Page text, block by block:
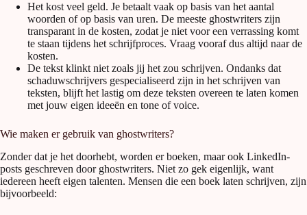
Het kost veel geld. Je betaalt vaak op basis van het aantal
woorden of op basis van uren. De meeste ghostwriters zijn
transparant in de kosten, zodat je niet voor een verrassing komt
te staan tijdens het schrijfproces. Vraag vooraf dus altijd naar de
kosten.
De tekst klinkt niet zoals jij het zou schrijven. Ondanks dat
schaduwschrijvers gespecialiseerd zijn in het schrijven van
teksten, blijft het lastig om deze teksten overeen te laten komen
met jouw eigen ideeën en tone of voice.
Wie maken er gebruik van ghostwriters?
Zonder dat je het doorhebt, worden er boeken, maar ook LinkedIn-
posts geschreven door ghostwriters. Niet zo gek eigenlijk, want
iedereen heeft eigen talenten. Mensen die een boek laten schrijven, zijn
bijvoorbeeld: